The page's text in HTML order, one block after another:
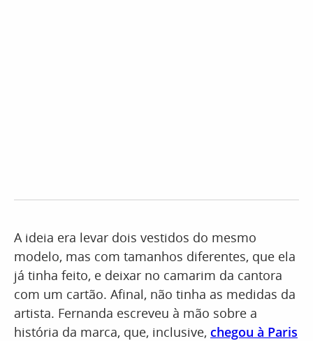
A ideia era levar dois vestidos do mesmo
modelo, mas com tamanhos diferentes, que ela
já tinha feito, e deixar no camarim da cantora
com um cartão. Afinal, não tinha as medidas da
artista. Fernanda escreveu à mão sobre a
história da marca, que, inclusive, chegou à Paris